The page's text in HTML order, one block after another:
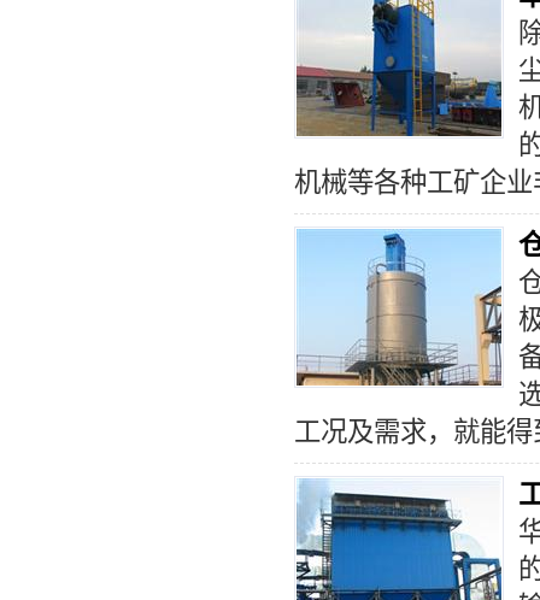
机械等各种工矿企
工况及需求，就能